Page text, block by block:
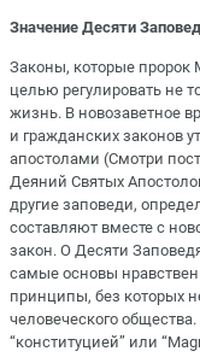
Значение Десяти
Законы, которые пророк
целью регулировать не
жизнь. В новозаветное
и гражданских законов
апостолами (Смотри
Деяний Святых
другие заповеди,
составляют вместе с
закон. О Десяти
самые основы
принципы, без которых
человеческого
“конституцией” или